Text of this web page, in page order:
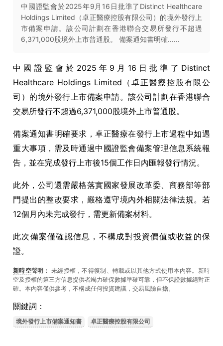
中國證監會於2025年9月16日批準了Distinct Healthcare
Holdings Limited（卓正醫療控股有限公司）的境外發行上
市備案申請。該公司計劃在香港聯合交易所發行不超過
6,371,000股境外上市普通股。 備案通知書明確......
中國證監會於2025年9月16日批準了Distinct
Healthcare Holdings Limited（卓正醫療控股有限公
司）的境外發行上市備案申請。該公司計劃在香港聯合
交易所發行不超過6,371,000股境外上市普通股。
備案通知書明確要求，卓正醫療在發行上市過程中如遇
重大事項，需及時通過中國證監會備案管理信息系統報
告，並在完成發行上市後15個工作日內匯報發行情況。
此外，公司還需嚴格落實國家發展改革委、商務部等部
門提出的整改要求，嚴格遵守境內外相關法律法規。若
12個月內未完成發行，需更新備案材料。
此次備案僅確認信息，不構成對投資價值或收益的保
證。
新時空聲明： 未經授權，不得復制、轉載或以其他方式使用本內容。新時
空及授權的第三方信息提供者竭力確保數據準確可靠，但不保證數據絕對正
確。本內容僅供參考，不構成任何投資建議，交易風險自擔。
關鍵詞：
境外發行上市備案通知書 卓正醫療控股有限公司